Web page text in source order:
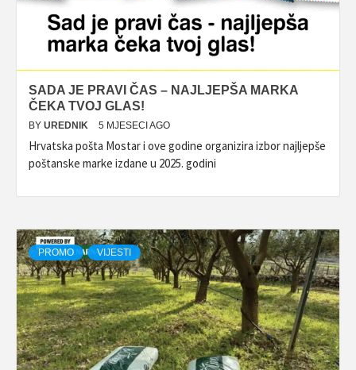
SADA JE PRAVI ČAS – NAJLJEPŠA MARKA
ČEKA TVOJ GLAS!
BY UREDNIK 5 MJESECI AGO
Hrvatska pošta Mostar i ove godine organizira izbor najljepše
poštanske marke izdane u 2025. godini
PROMO VIJESTI